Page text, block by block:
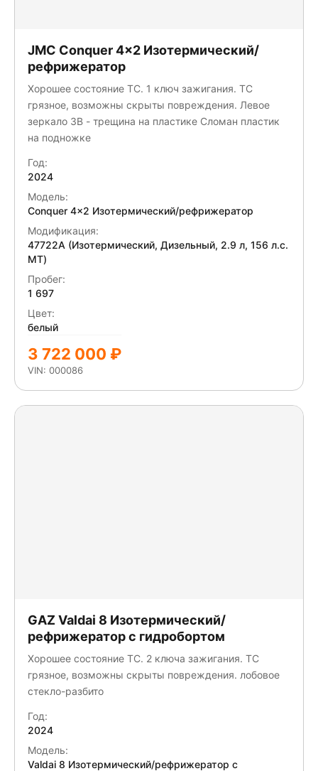
JMC Conquer 4x2 Изотермический/
рефрижератор
Хорошее состояние ТС. 1 ключ зажигания. ТС
грязное, возможны скрыты повреждения. Левое
зеркало ЗВ - трещина на пластике Сломан пластик
на подножке
Год:
2024
Модель:
Conquer 4x2 Изотермический/рефрижератор
Модификация:
47722A (Изотермический, Дизельный, 2.9 л, 156 л.с.
МТ)
Пробег:
1 697
Цвет:
белый
3 722 000 ₽
VIN: 000086
GAZ Valdai 8 Изотермический/
рефрижератор с гидробортом
Хорошее состояние ТС. 2 ключа зажигания. ТС
грязное, возможны скрыты повреждения. лобовое
стекло-разбито
Год:
2024
Модель:
Valdai 8 Изотермический/рефрижератор с